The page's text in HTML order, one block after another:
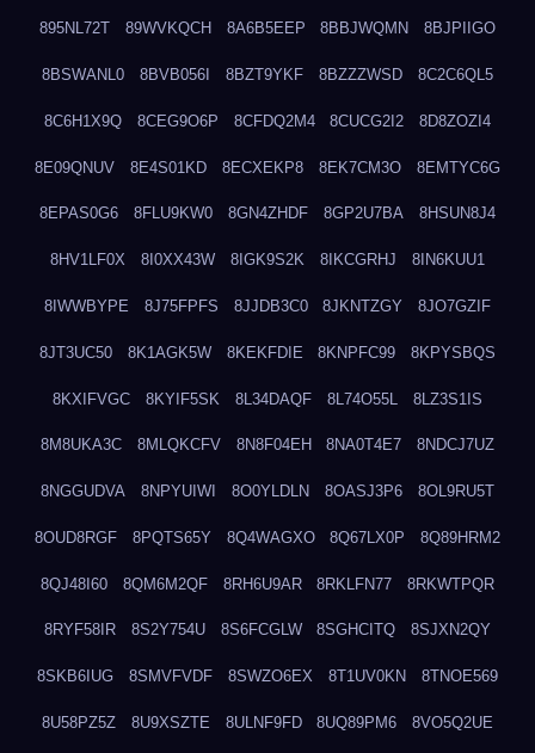
895NL72T 89WVKQCH 8A6B5EEP 8BBJWQMN 8BJPIIGO
8BSWANL0 8BVB056I 8BZT9YKF 8BZZZWSD 8C2C6QL5
8C6H1X9Q 8CEG9O6P 8CFDQ2M4 8CUCG2I2 8D8ZOZI4
8E09QNUV 8E4S01KD 8ECXEKP8 8EK7CM3O 8EMTYC6G
8EPAS0G6 8FLU9KW0 8GN4ZHDF 8GP2U7BA 8HSUN8J4
8HV1LF0X 8I0XX43W 8IGK9S2K 8IKCGRHJ 8IN6KUU1
8IWWBYPE 8J75FPFS 8JJDB3C0 8JKNTZGY 8JO7GZIF
8JT3UC50 8K1AGK5W 8KEKFDIE 8KNPFC99 8KPYSBQS
8KXIFVGC 8KYIF5SK 8L34DAQF 8L74O55L 8LZ3S1IS
8M8UKA3C 8MLQKCFV 8N8F04EH 8NA0T4E7 8NDCJ7UZ
8NGGUDVA 8NPYUIWI 8O0YLDLN 8OASJ3P6 8OL9RU5T
8OUD8RGF 8PQTS65Y 8Q4WAGXO 8Q67LX0P 8Q89HRM2
8QJ48I60 8QM6M2QF 8RH6U9AR 8RKLFN77 8RKWTPQR
8RYF58IR 8S2Y754U 8S6FCGLW 8SGHCITQ 8SJXN2QY
8SKB6IUG 8SMVFVDF 8SWZO6EX 8T1UV0KN 8TNOE569
8U58PZ5Z 8U9XSZTE 8ULNF9FD 8UQ89PM6 8VO5Q2UE